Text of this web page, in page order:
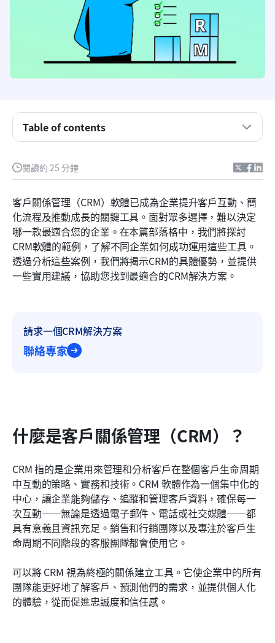
閱讀約 25 分鐘
客戶關係管理（CRM）軟體已成為企業提升客戶互動、簡
化流程及推動成長的關鍵工具。面對眾多選擇，難以決定
哪一款最適合您的企業。在本篇部落格中，我們將探討
CRM軟體的範例，了解不同企業如何成功運用這些工具。
透過分析這些案例，我們將揭示CRM的具體優勢，並提供
一些實用建議，協助您找到最適合的CRM解決方案。
請求一個CRM解決方案
聯絡專家
什麼是客戶關係管理（CRM）？
CRM 指的是企業用來管理和分析客戶在整個客戶生命周期
中互動的策略、實務和技術。CRM 軟體作為一個集中化的
中心，讓企業能夠儲存、追蹤和管理客戶資料，確保每一
次互動——無論是透過電子郵件、電話或社交媒體——都
具有意義且資訊充足。銷售和行銷團隊以及專注於客戶生
命周期不同階段的客服團隊都會使用它。
可以將 CRM 視為終極的關係建立工具。它使企業中的所有
團隊能更好地了解客戶、預測他們的需求，並提供個人化
的體驗，從而促進忠誠度和信任感。
Table of contents
為什麼企業需要客戶關係管理系統？
CRM 解決方案的好處
頂尖的2026年CRM軟體範例
如何為您的企業選擇合適的CRM工具
結論
相關閱讀